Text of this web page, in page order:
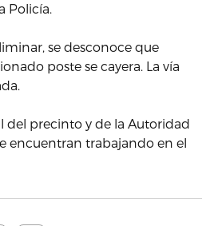
Policía.
se desconoce que
poste se cayera. La vía
del precinto y de la Autoridad
encuentran trabajando en el